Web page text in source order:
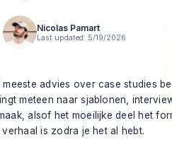
Nicolas Pamart
Last updated: 5/19/2026
meeste advies over case studies
meteen naar sjablonen,
alsof het moeilijke deel het
verhaal is zodra je het al hebt.